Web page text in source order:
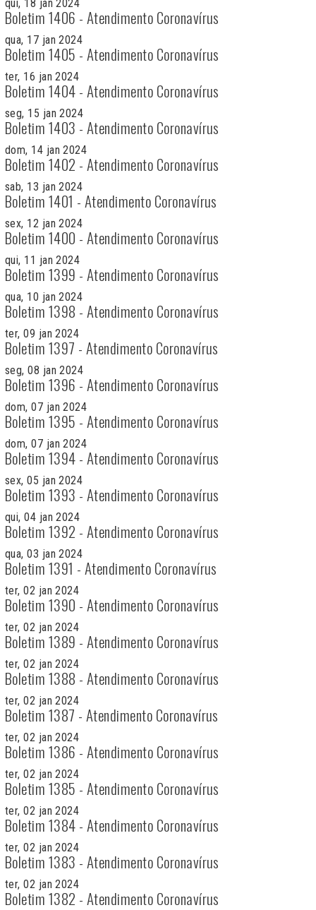
qui, 18 jan 2024
Boletim 1406 - Atendimento Coronavírus
qua, 17 jan 2024
Boletim 1405 - Atendimento Coronavírus
ter, 16 jan 2024
Boletim 1404 - Atendimento Coronavírus
seg, 15 jan 2024
Boletim 1403 - Atendimento Coronavírus
dom, 14 jan 2024
Boletim 1402 - Atendimento Coronavírus
sab, 13 jan 2024
Boletim 1401 - Atendimento Coronavírus
sex, 12 jan 2024
Boletim 1400 - Atendimento Coronavírus
qui, 11 jan 2024
Boletim 1399 - Atendimento Coronavírus
qua, 10 jan 2024
Boletim 1398 - Atendimento Coronavírus
ter, 09 jan 2024
Boletim 1397 - Atendimento Coronavírus
seg, 08 jan 2024
Boletim 1396 - Atendimento Coronavírus
dom, 07 jan 2024
Boletim 1395 - Atendimento Coronavírus
dom, 07 jan 2024
Boletim 1394 - Atendimento Coronavírus
sex, 05 jan 2024
Boletim 1393 - Atendimento Coronavírus
qui, 04 jan 2024
Boletim 1392 - Atendimento Coronavírus
qua, 03 jan 2024
Boletim 1391 - Atendimento Coronavírus
ter, 02 jan 2024
Boletim 1390 - Atendimento Coronavírus
ter, 02 jan 2024
Boletim 1389 - Atendimento Coronavírus
ter, 02 jan 2024
Boletim 1388 - Atendimento Coronavírus
ter, 02 jan 2024
Boletim 1387 - Atendimento Coronavírus
ter, 02 jan 2024
Boletim 1386 - Atendimento Coronavírus
ter, 02 jan 2024
Boletim 1385 - Atendimento Coronavírus
ter, 02 jan 2024
Boletim 1384 - Atendimento Coronavírus
ter, 02 jan 2024
Boletim 1383 - Atendimento Coronavírus
ter, 02 jan 2024
Boletim 1382 - Atendimento Coronavírus